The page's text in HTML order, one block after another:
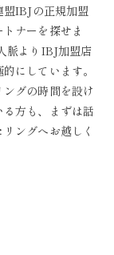
盟IBJの正規加盟
ナーを探せま
脈よりIBJ加盟店
にしています。
グの時間を設け
方も、まずは話
ングへお越しく